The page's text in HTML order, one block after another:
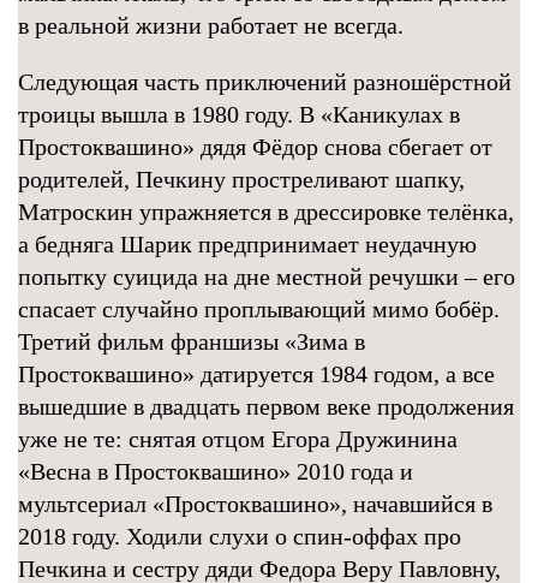
в реальной жизни работает не всегда.
Следующая часть приключений разношёрстной
троицы вышла в 1980 году. В «Каникулах в
Простоквашино» дядя Фёдор снова сбегает от
родителей, Печкину простреливают шапку,
Матроскин упражняется в дрессировке телёнка,
а бедняга Шарик предпринимает неудачную
попытку суицида на дне местной речушки – его
спасает случайно проплывающий мимо бобёр.
Третий фильм франшизы «Зима в
Простоквашино» датируется 1984 годом, а все
вышедшие в двадцать первом веке продолжения
уже не те: снятая отцом Егора Дружинина
«Весна в Простоквашино» 2010 года и
мультсериал «Простоквашино», начавшийся в
2018 году. Ходили слухи о спин-оффах про
Печкина и сестру дяди Федора Веру Павловну,